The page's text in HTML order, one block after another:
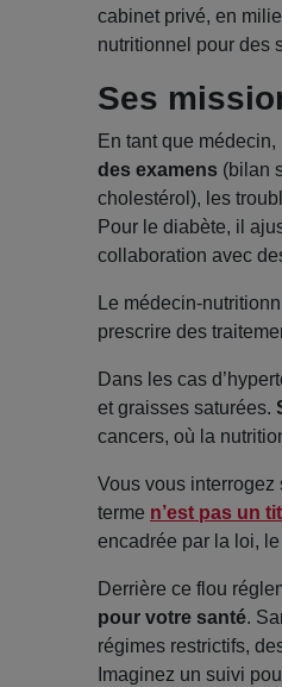
cabinet privé, en
nutritionnel pour des
Ses
En tant que
des examens (bilan
cholestérol), les
Pour le diabète, il
collaboration avec
Le médecin-
prescrire des
Dans les cas
et graisses saturées.
cancers, où la
Vous vous interrogez
terme n’est pas un
encadrée par la loi,
Derrière ce flou
pour votre santé.
régimes restrictifs,
Imaginez un suivi